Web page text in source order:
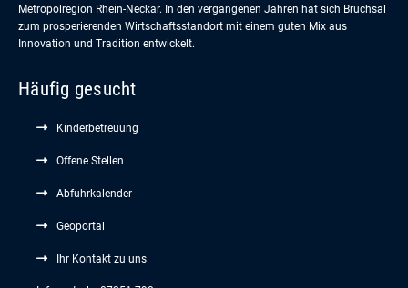
Metropolregion Rhein-Neckar. In den vergangenen Jahren hat sich Bruchsal
zum prosperierenden Wirtschaftsstandort mit einem guten Mix aus
Innovation und Tradition entwickelt.
Häufig gesucht
Kinderbetreuung
Offene Stellen
Abfuhrkalender
Geoportal
Ihr Kontakt zu uns